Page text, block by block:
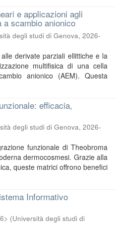
e applicazioni agli
scambio anionico
degli studi di Genova, 2026-
derivate parziali ellittiche e la
multifisica di una cella
anionico (AEM). Questa
efficacia,
degli studi di Genova, 2026-
funzionale di Theobroma
dermocosmesi. Grazie alla
queste matrici offrono benefici
Informativo
(Università degli studi di